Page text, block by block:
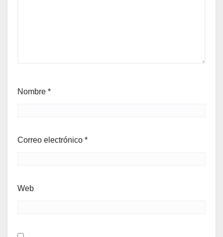
Nombre *
Correo electrónico *
Web